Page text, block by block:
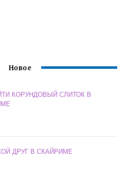
Новое
КОРУНДОВЫЙ СЛИТОК В
ДРУГ В СКАЙРИМЕ